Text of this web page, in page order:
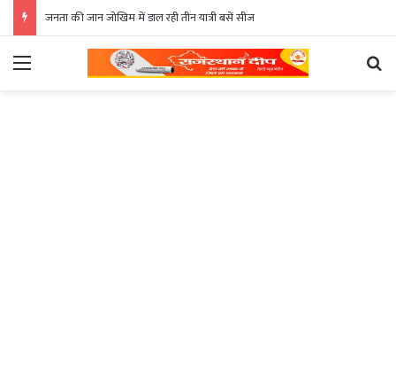
जनता की जान जोखिम में डाल रही तीन यात्री बसें सीज
Menu